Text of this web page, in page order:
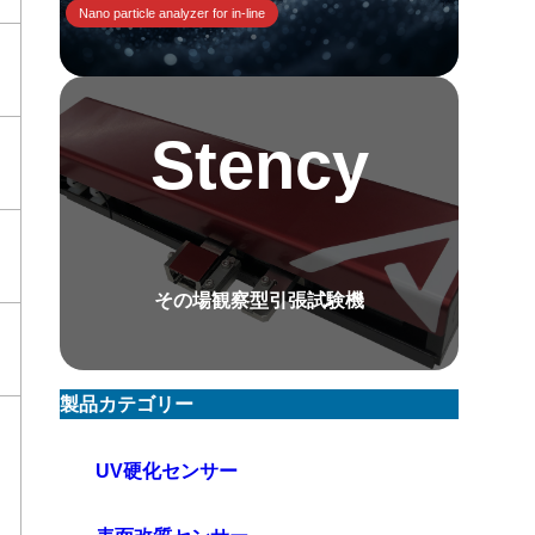
Nano particle analyzer for in-line
Stency
その場観察型引張試験機
製品カテゴリー
UV硬化センサー